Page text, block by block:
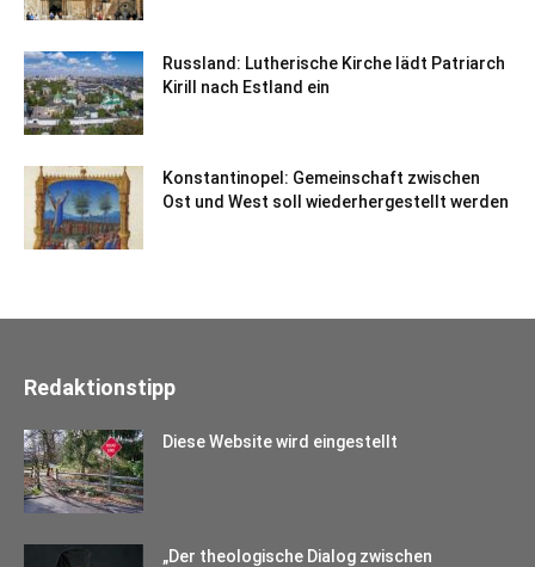
Russland: Lutherische Kirche lädt Patriarch
Kirill nach Estland ein
Konstantinopel: Gemeinschaft zwischen
Ost und West soll wiederhergestellt werden
Redaktionstipp
Diese Website wird eingestellt
„Der theologische Dialog zwischen